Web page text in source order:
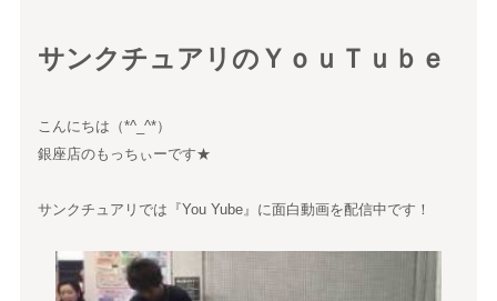
サンクチュアリのＹｏｕＴｕｂｅ
こんにちは（*^_^*）
銀座店のもっちぃーです★
サンクチュアリでは『You Yube』に面白動画を配信中です！